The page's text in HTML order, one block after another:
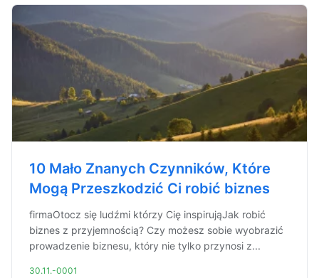
10 Mało Znanych Czynników, Które
Mogą Przeszkodzić Ci robić biznes
firmaOtocz się ludźmi którzy Cię inspirująJak robić
biznes z przyjemnością? Czy możesz sobie wyobrazić
prowadzenie biznesu, który nie tylko przynosi z...
30.11.-0001